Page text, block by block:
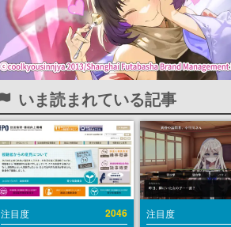
いま読まれている記事
注目度 2046 注目度